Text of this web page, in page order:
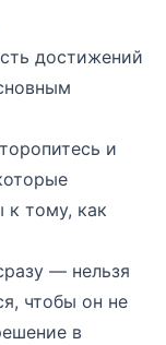
достижений
и
к тому, как
— нельзя
чтобы он не
в